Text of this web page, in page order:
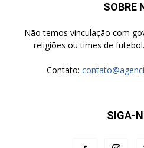
SOBRE
Não temos vinculação com
religiões ou times de
Contato:
SIGA-